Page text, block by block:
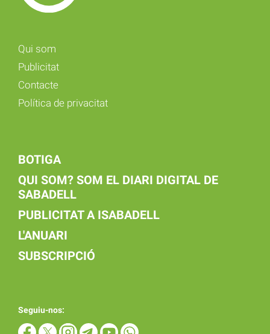
Qui som
Publicitat
Contacte
Política de privacitat
BOTIGA
QUI SOM? SOM EL DIARI DIGITAL DE
SABADELL
PUBLICITAT A ISABADELL
L'ANUARI
SUBSCRIPCIÓ
Seguiu-nos: